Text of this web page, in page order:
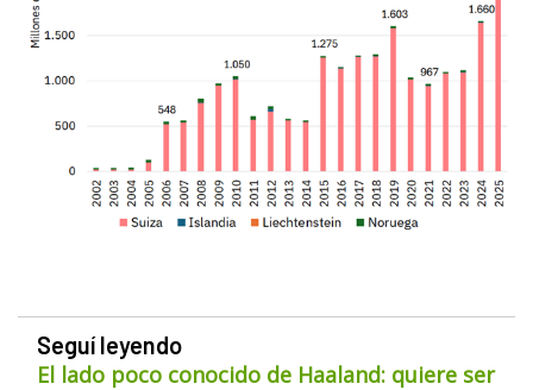
Seguí leyendo
El lado poco conocido de Haaland: quiere ser